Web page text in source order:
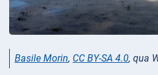
Basile Morin, CC BY-SA 4.0, qua